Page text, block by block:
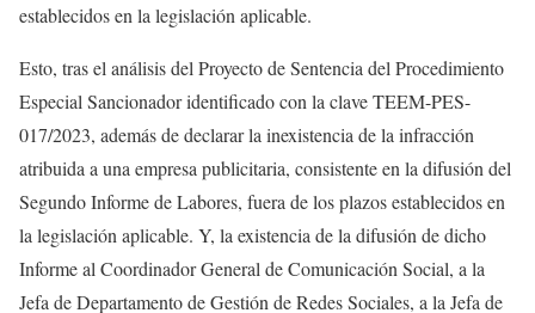
establecidos en la legislación aplicable.
Esto, tras el análisis del Proyecto de Sentencia del Procedimiento
Especial Sancionador identificado con la clave TEEM-PES-
017/2023, además de declarar la inexistencia de la infracción
atribuida a una empresa publicitaria, consistente en la difusión del
Segundo Informe de Labores, fuera de los plazos establecidos en
la legislación aplicable. Y, la existencia de la difusión de dicho
Informe al Coordinador General de Comunicación Social, a la
Jefa de Departamento de Gestión de Redes Sociales, a la Jefa de